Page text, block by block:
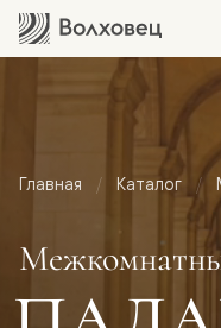
Главная Каталог